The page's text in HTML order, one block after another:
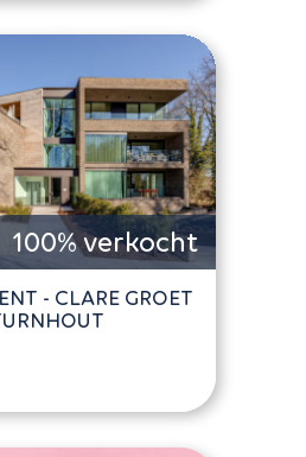
100% verkocht
- CLARE GROET